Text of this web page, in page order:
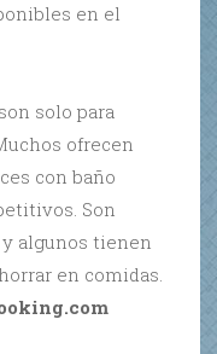
en el
solo para
ofrecen
con baño
Son
algunos tienen
en comidas.